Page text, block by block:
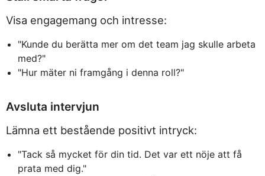
Visa engagemang och intresse:
"Kunde du berätta mer om det team jag skulle arbeta
med?"
"Hur mäter ni framgång i denna roll?"
Avsluta intervjun
Lämna ett bestående positivt intryck:
"Tack så mycket för din tid. Det var ett nöje att få
prata med dig."